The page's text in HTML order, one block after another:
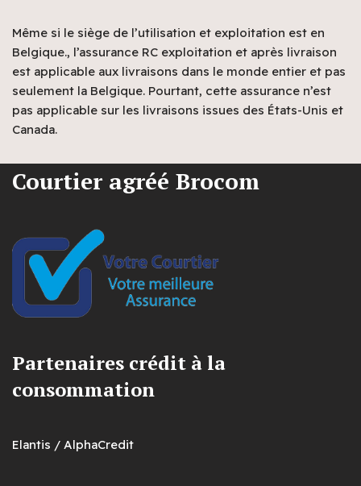
Même si le siège de l’utilisation et exploitation est en
Belgique., l’assurance RC exploitation et après livraison
est applicable aux livraisons dans le monde entier et pas
seulement la Belgique. Pourtant, cette assurance n’est
pas applicable sur les livraisons issues des États-Unis et
Canada.
Courtier agréé Brocom
Partenaires crédit à la
consommation
Elantis / AlphaCredit